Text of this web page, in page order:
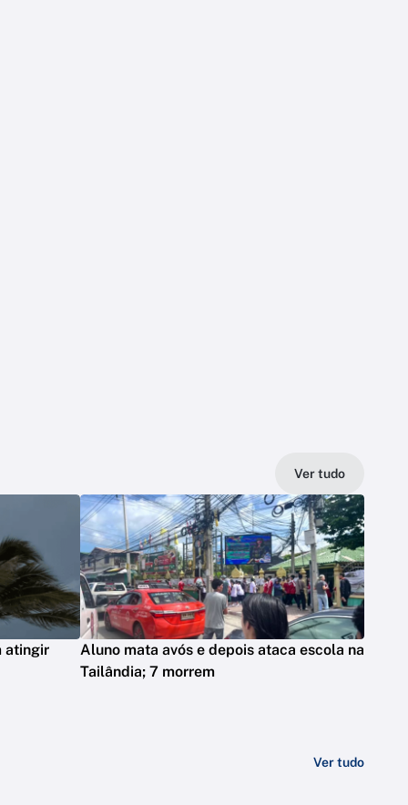
Ver tudo
atingir
Aluno mata avós e depois ataca escola na
Tailândia; 7 morrem
Ver tudo